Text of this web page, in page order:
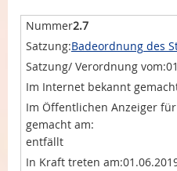
2.7
Badeordnung des
entfällt